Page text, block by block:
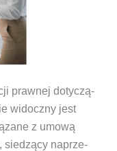
praw­nej doty­czą­
widocz­ny jest
z umo­wą
sie­dzą­cy naprze­